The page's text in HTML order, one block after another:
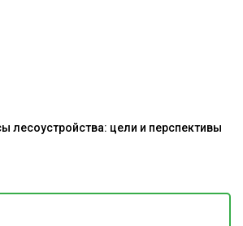
лесоустройства: цели и перспективы